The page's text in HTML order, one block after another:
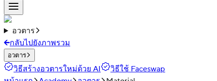
อวตาร
กลับไปยังภาพรวม
อวตาร
วิธีสร้างอวตารใหม่ด้วย AI
วิธีใช้ Faceswap